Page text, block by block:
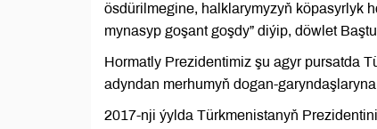
ösdürilmegine, halklarymyzyň köpasyrlyk
mynasyp goşant goşdy” diýip, döwlet
Hormatly Prezidentimiz şu agyr pursatda
adyndan merhumyň dogan-
2017-nji ýylda Türkmenistanyň